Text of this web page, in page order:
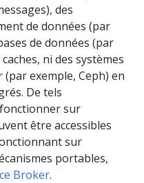
des
de données (par
de données (par
ni des systèmes
exemple, Ceph) en
De tels
sur
être accessibles
sur
portables,
Broker.